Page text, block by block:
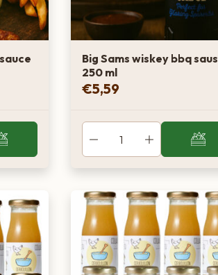
Big Sams wiskey bbq saus
250 ml
€5,59